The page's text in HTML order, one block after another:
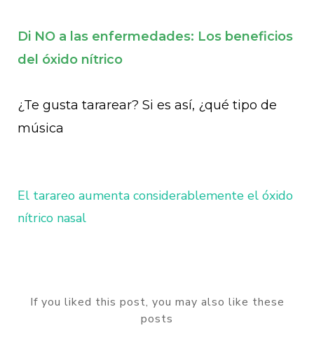
Di NO a las enfermedades: Los beneficios
del óxido nítrico
¿Te gusta tararear? Si es así, ¿qué tipo de
música
El tarareo aumenta considerablemente el óxido
nítrico nasal
If you liked this post, you may also like these
posts